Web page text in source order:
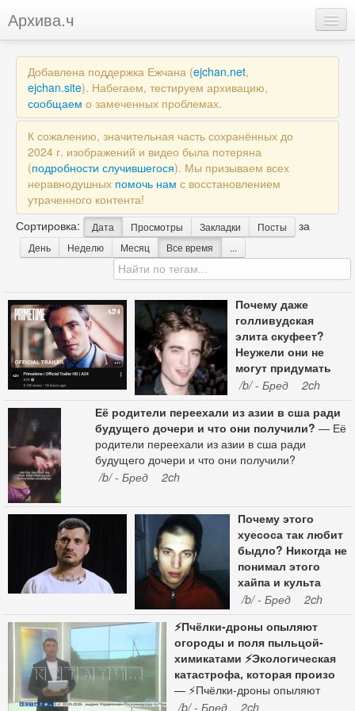
Архива.ч
Войти
Добавлена поддержка Ежчана (ejchan.net,
ejchan.site). Набегаем, тестируем архивацию,
сообщаем о замеченных проблемах.
К сожалению, значительная часть сохранённых до
2024 г. изображений и видео была потеряна
(подробности случившегося). Мы призываем всех
неравнодушных помочь нам с восстановлением
утраченного контента!
Сортировка:
Дата Просмотры Закладки Посты за
День Неделю Месяц Все время ...
Почему даже
голливудская
элита скуфеет?
Неужели они не
могут придумать
фарму, чтоб там из
стволовых—
Почему даже
голливудская элита
скуфеет? Неужели
они не могут
стволовых клеток
младенцев ебалу
какую-нибудь, от
которой не
скуфеешь?
/b/ - Бред
2ch
Её родители переехали из азии в сша ради
будущего дочери и что они получили? — Её
родители переехали из азии в сша ради
будущего дочери и что они получили?
/b/ - Бред
2ch
Почему этого
хуесоса так любит
быдло? Никогда не
понимал этого
хайпа и культа
вокруг него. Он же
бар— Почему этого
хуесоса так любит
быдло? Никогда не
понимал этого
хайпа и культа
вокруг него. Он же
/b/ - Бред
2ch
⚡️Пчёлки-дроны опыляют
огороды и поля пыльцой-
химикатами ⚡️Экологическая
катастрофа, которая произо
— ⚡️Пчёлки-дроны опыляют
огороды и поля пыльцой-
/b/ - Бред 2ch